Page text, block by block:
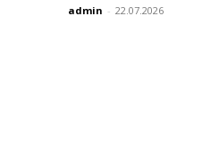
admin - 22.07.2026